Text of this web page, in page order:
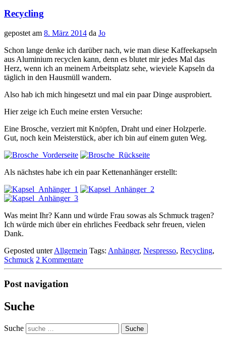
Recycling
gepostet am 8. März 2014 da Jo
Schon lange denke ich darüber nach, wie man diese Kaffeekapseln
aus Aluminium recyclen kann, denn es blutet mir jedes Mal das
Herz, wenn ich an meinem Arbeitsplatz sehe, wieviele Kapseln da
täglich in den Hausmüll wandern.
Also hab ich mich hingesetzt und mal ein paar Dinge ausprobiert.
Hier zeige ich Euch meine ersten Versuche:
Eine Brosche, verziert mit Knöpfen, Draht und einer Holzperle.
Gut, noch kein Meisterstück, aber ich bin auf einem guten Weg.
Als nächstes habe ich ein paar Kettenanhänger erstellt:
Was meint Ihr? Kann und würde Frau sowas als Schmuck tragen?
Ich würde mich über ein ehrliches Feedback sehr freuen, vielen
Dank.
Geposted unterAllgemein Tags: Anhänger, Nespresso, Recycling,
Schmuck 2 Kommentare
Post navigation
Suche
Suche